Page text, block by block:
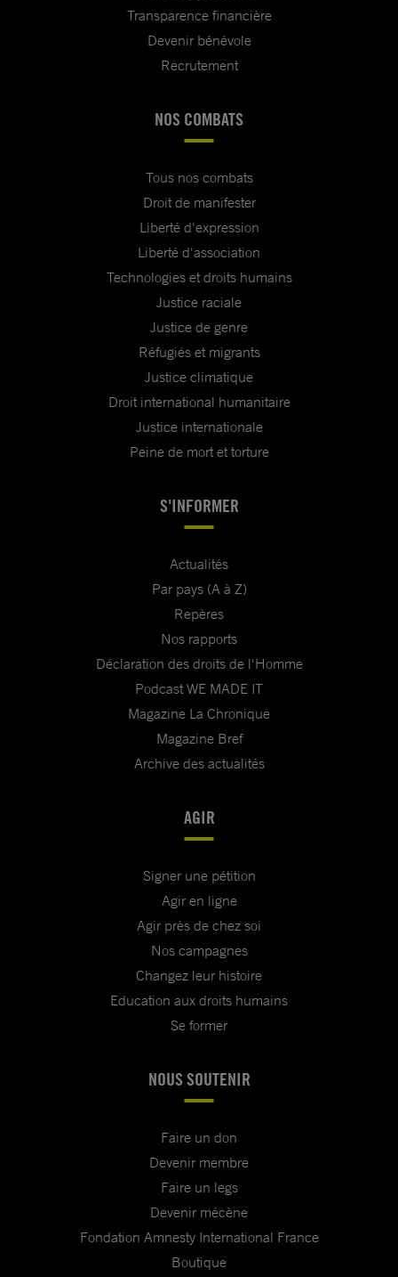
Transparence financière
Devenir bénévole
Recrutement
NOS COMBATS
Tous nos combats
Droit de manifester
Liberté d'expression
Liberté d'association
Technologies et droits humains
Justice raciale
Justice de genre
Réfugiés et migrants
Justice climatique
Droit international humanitaire
Justice internationale
Peine de mort et torture
S'INFORMER
Actualités
Par pays (A à Z)
Repères
Nos rapports
Déclaration des droits de l'Homme
Podcast WE MADE IT
Magazine La Chronique
Magazine Bref
Archive des actualités
AGIR
Signer une pétition
Agir en ligne
Agir près de chez soi
Nos campagnes
Changez leur histoire
Education aux droits humains
Se former
NOUS SOUTENIR
Faire un don
Devenir membre
Faire un legs
Devenir mécène
Fondation Amnesty International France
Boutique